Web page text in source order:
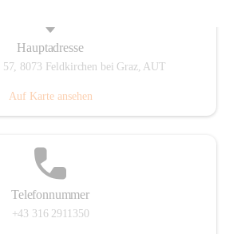
Hauptadresse
57, 8073 Feldkirchen bei Graz, AUT
Auf Karte ansehen
Telefonnummer
+43 316 2911350